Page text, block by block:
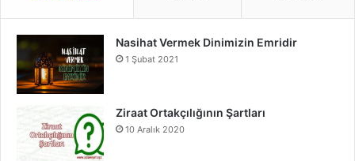
b
o
u
e
a
r
Nasihat Vermek Dinimizin Emridir
1 Şubat 2021
Ziraat Ortakçılığının Şartları
10 Aralık 2020